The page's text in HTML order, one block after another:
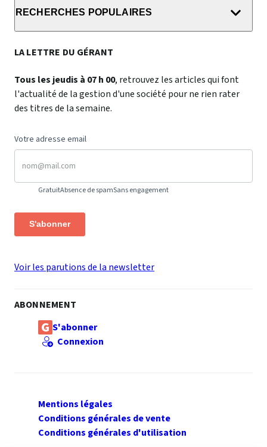
RECHERCHES POPULAIRES
LA LETTRE DU GÉRANT
Tous les jeudis à 07 h 00, retrouvez les articles qui font
l'actualité de la gestion d'une société pour ne rien rater
des titres de la semaine.
Votre adresse email
GratuitAbsence de spamSans engagement
S'abonner
Voir les parutions de la newsletter
ABONNEMENT
S'abonner
Connexion
Mentions légales
Conditions générales de vente
Conditions générales d'utilisation